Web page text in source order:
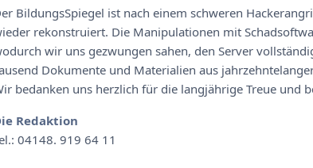
BildungsSpiegel ist nach einem schweren
rekonstruiert. Die Manipulationen mit
wir uns gezwungen sahen, den Server
Dokumente und Materialien aus
bedanken uns herzlich für die langjährige Treue und
Redaktion
04148. 919 64 11